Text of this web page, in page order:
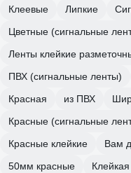
Клеевые
Липкие
Цветные (сигнальные
Ленты клейкие
ПВХ (сигнальные ленты)
Красная
из ПВХ
Красные (сигнальные
Красные клейкие
Вам
50мм красные